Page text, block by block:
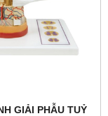
GIẢI PHẪU TUỶ